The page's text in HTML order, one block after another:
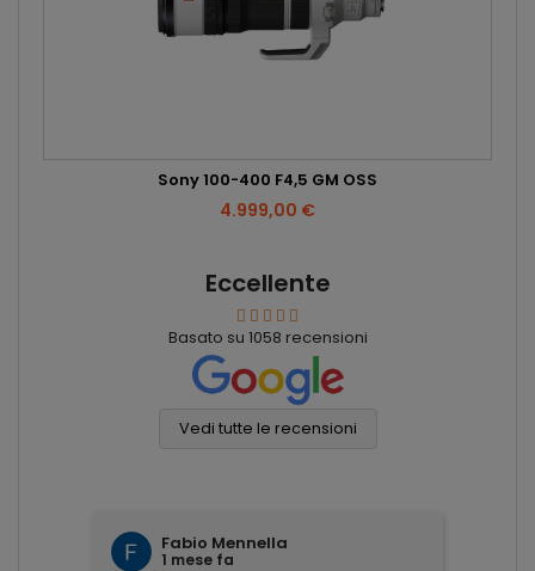
Sony 100-400 F4,5 GM OSS
4.999,00 €
Eccellente
Basato su 1058 recensioni
Vedi tutte le recensioni
Fabio Mennella
1 mese fa